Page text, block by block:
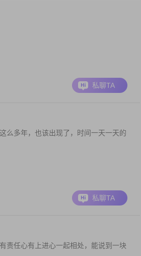
私聊TA
么多年，也该出现了，时间一天一天的
私聊TA
责任心有上进心一起相处，能说到一块